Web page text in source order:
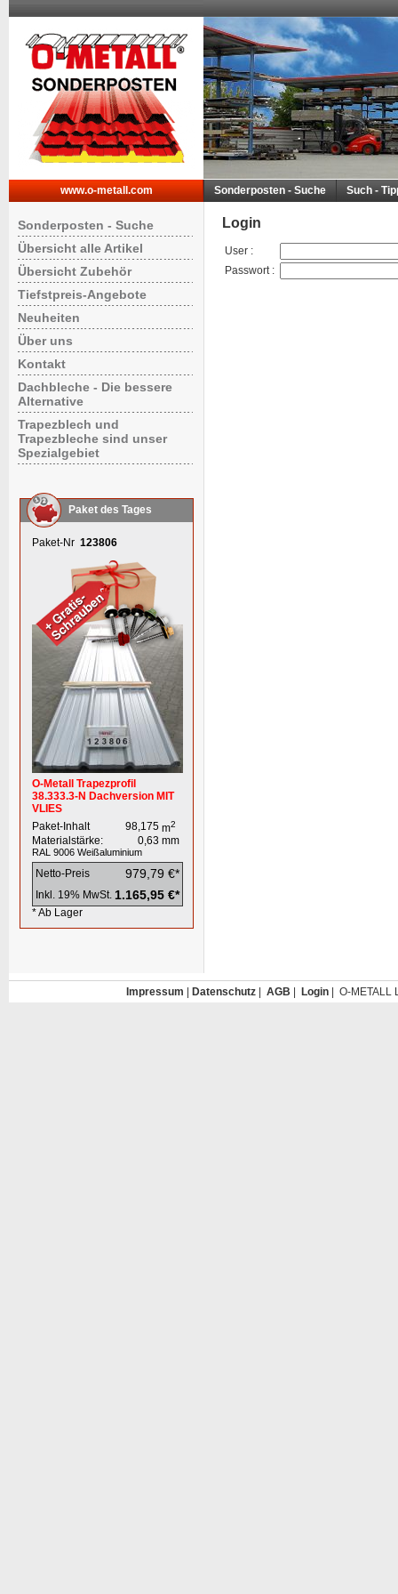
www.o-metall.com Sonderposten - Suche Such -
Sonderposten - Suche
Übersicht alle Artikel
Übersicht Zubehör
Tiefstpreis-Angebote
Neuheiten
Über uns
Kontakt
Dachbleche - Die bessere
Alternative
Trapezblech und
Trapezbleche sind unser
Spezialgebiet
Paket des Tages
Paket-Nr 123806
O-Metall Trapezprofil
38.333.3-N Dachversion MIT
VLIES
Paket-Inhalt
98,175 m2
Materialstärke: 0,63 mm
RAL 9006 Weißaluminium
Netto-Preis 979,79 €*
Inkl. 19% MwSt. 1.165,95 €*
* Ab Lager
Login
User :
Passwort:
Impressum Datenschutz| AGB Login| O-METALL